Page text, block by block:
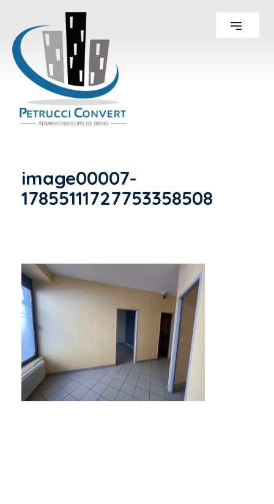
image00007-
17855111727753358508